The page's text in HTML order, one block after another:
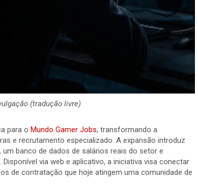
(tradução livre)
para oMundo Gamer Jobs, transformando a
e recrutamento especializado. A expansão introduz
banco de dados de salários reais do setor e
via web e aplicativo, a iniciativa visa conectar
de contratação que hoje atingem uma comunidade de